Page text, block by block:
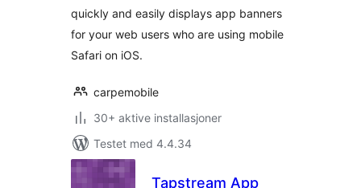
quickly and easily displays app banners
for your web users who are using mobile
Safari on iOS.
carpemobile
30+ aktive installasjoner
Testet med 4.4.34
Tapstream App